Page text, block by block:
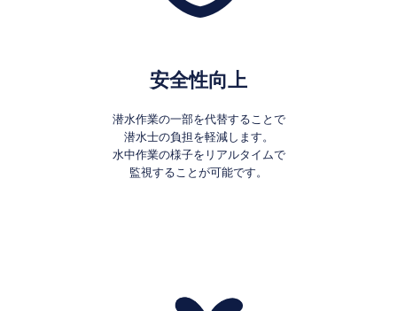
安全性向上
潜水作業の一部を代替することで
潜水士の負担を軽減します。
水中作業の様子をリアルタイムで
監視することが可能です。